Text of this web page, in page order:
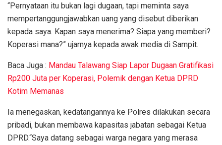
“Pernyataan itu bukan lagi dugaan, tapi meminta saya
mempertanggungjawabkan uang yang disebut diberikan
kepada saya. Kapan saya menerima? Siapa yang memberi?
Koperasi mana?” ujarnya kepada awak media di Sampit.
Baca Juga : Mandau Talawang Siap Lapor Dugaan Gratifikasi
Rp200 Juta per Koperasi, Polemik dengan Ketua DPRD
Kotim Memanas
Ia menegaskan, kedatangannya ke Polres dilakukan secara
pribadi, bukan membawa kapasitas jabatan sebagai Ketua
DPRD.“Saya datang sebagai warga negara yang merasa